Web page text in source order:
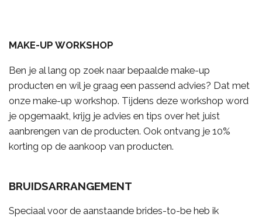
MAKE-UP WORKSHOP
Ben je al lang op zoek naar bepaalde make-up
producten en wil je graag een passend advies? Dat met
onze make-up workshop. Tijdens deze workshop word
je opgemaakt, krijg je advies en tips over het juist
aanbrengen van de producten. Ook ontvang je 10%
korting op de aankoop van producten.
BRUIDSARRANGEMENT
Speciaal voor de aanstaande brides-to-be heb ik